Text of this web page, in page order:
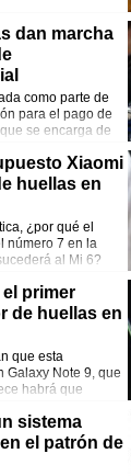
dan marcha
como parte de
para el pago de
se encarga de
intrusivo.
Xiaomi
huellas en
¿por qué el
número 7 en la
al Mi 6?
el primer
de huellas en
que esta
Galaxy Note 9, que
habrá que
sistema
el patrón de